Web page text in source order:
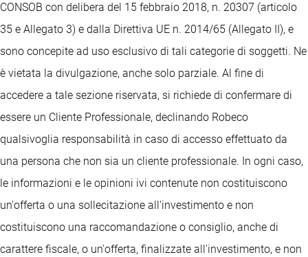
CONSOB con delibera del 15 febbraio 2018, n. 20307 (articolo
35 e Allegato 3) e dalla Direttiva UE n. 2014/65 (Allegato II), e
sono concepite ad uso esclusivo di tali categorie di soggetti. Ne
è vietata la divulgazione, anche solo parziale. Al fine di
accedere a tale sezione riservata, si richiede di confermare di
essere un Cliente Professionale, declinando Robeco
qualsivoglia responsabilità in caso di accesso effettuato da
una persona che non sia un cliente professionale. In ogni caso,
le informazioni e le opinioni ivi contenute non costituiscono
un'offerta o una sollecitazione all'investimento e non
costituiscono una raccomandazione o consiglio, anche di
carattere fiscale, o un'offerta, finalizzate all'investimento, e non